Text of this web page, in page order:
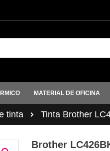
MATERIAL DE OFICINA
tinta Tinta Brother
Brother